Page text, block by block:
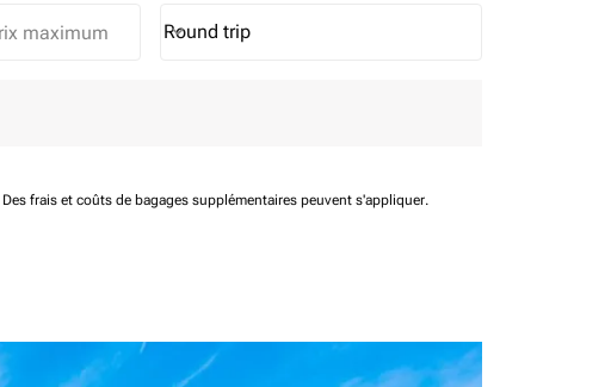
Journey Types option Round trip Selected
Round trip
keyboard_arrow_down
Des frais et coûts de bagages supplémentaires peuvent s'appliquer.